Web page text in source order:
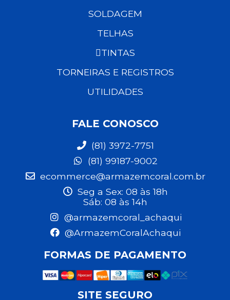
SOLDAGEM
TELHAS
TINTAS
TORNEIRAS E REGISTROS
UTILIDADES
FALE CONOSCO
(81) 3972-7751
(81) 99187-9002
ecommerce@armazemcoral.com.br
Seg a Sex: 08 às 18h
Sáb: 08 às 14h
@armazemcoral_achaqui
@ArmazemCoralAchaqui
FORMAS DE PAGAMENTO
SITE SEGURO